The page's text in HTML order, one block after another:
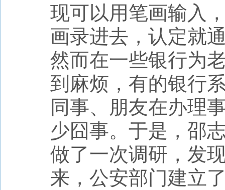
现可以用笔画输入
画录进去，认定就
然而在一些银行为
到麻烦，有的银行
同事、朋友在办理
少囧事。于是，邵
做了一次调研，发
来，公安部门建立